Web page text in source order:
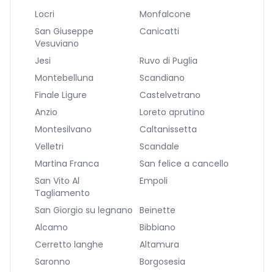
Locri
Monfalcone
San Giuseppe
Vesuviano
Canicatti
Jesi
Ruvo di Puglia
Montebelluna
Scandiano
Finale Ligure
Castelvetrano
Anzio
Loreto aprutino
Montesilvano
Caltanissetta
Velletri
Scandale
Martina Franca
San felice a cancello
San Vito Al
Tagliamento
Empoli
San Giorgio su legnano Beinette
Alcamo
Bibbiano
Cerretto langhe
Altamura
Saronno
Borgosesia